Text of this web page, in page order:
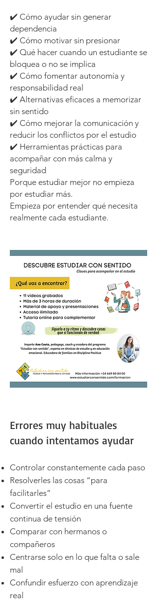
✔️ Cómo ayudar sin generar
dependencia
✔️ Cómo motivar sin presionar
✔️ Qué hacer cuando un estudiante se
bloquea o no se implica
✔️ Cómo fomentar autonomía y
responsabilidad real
✔️ Alternativas eficaces a memorizar
sin sentido
✔️ Cómo mejorar la comunicación y
reducir los conflictos por el estudio
✔️ Herramientas prácticas para
acompañar con más calma y
seguridad
Porque estudiar mejor no empieza
por estudiar más.
Empieza por entender qué necesita
realmente cada estudiante.
Errores muy habituales
cuando intentamos ayudar
Controlar constantemente cada paso
Resolverles las cosas “para
facilitarles”
Convertir el estudio en una fuente
continua de tensión
Comparar con hermanos o
compañeros
Centrarse solo en lo que falta o sale
mal
Confundir esfuerzo con aprendizaje
real